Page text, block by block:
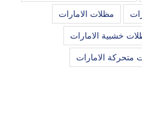
مظلات الامارات
خشبية الامارات
متحركة الامارات